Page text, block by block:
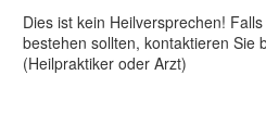
Dies ist kein Heilversprechen!
bestehen sollten, kontaktieren Sie
(Heilpraktiker oder Arzt)